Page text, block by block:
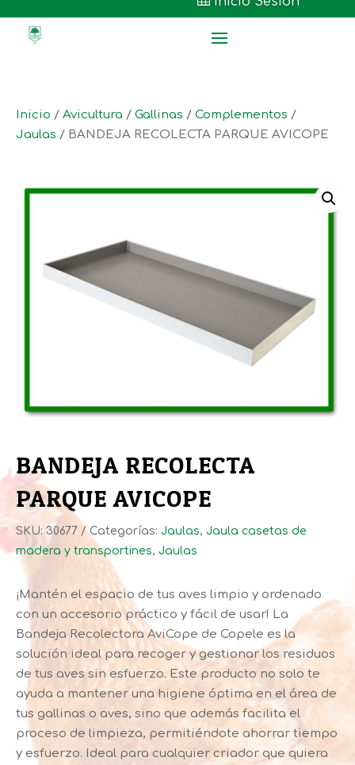
Inicio / Avicultura / Gallinas / Complementos /
Jaulas / BANDEJA RECOLECTA PARQUE AVICOPE
BANDEJA RECOLECTA
PARQUE AVICOPE
SKU: 30677 Categorías: Jaulas, Jaula casetas de
madera y transportines, Jaulas
¡Mantén el espacio de tus aves limpio y ordenado
con un accesorio práctico y fácil de usar! La
Bandeja Recolectora AviCope de Copele es la
solución ideal para recoger y gestionar los residuos
de tus aves sin esfuerzo. Este producto no solo te
ayuda a mantener una higiene óptima en el área de
tus gallinas o aves, sino que además facilita el
proceso de limpieza, permitiéndote ahorrar tiempo
y esfuerzo. Ideal para cualquier criador que quiera